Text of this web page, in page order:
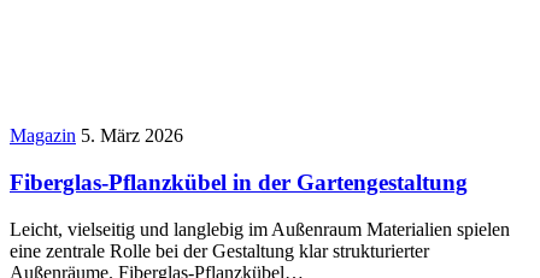
Magazin 5. März 2026
Fiberglas-Pflanzkübel in der Gartengestaltung
Leicht, vielseitig und langlebig im Außenraum Materialien spielen
eine zentrale Rolle bei der Gestaltung klar strukturierter
Außenräume. Fiberglas-Pflanzkübel…